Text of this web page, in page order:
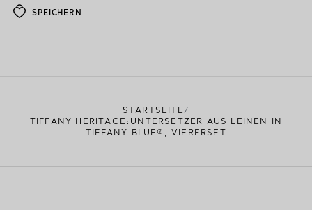
SPEICHERN
STARTSEITE
TIFFANY HERITAGE:UNTERSETZER AUS LEINEN IN
TIFFANY BLUE®, VIERERSET